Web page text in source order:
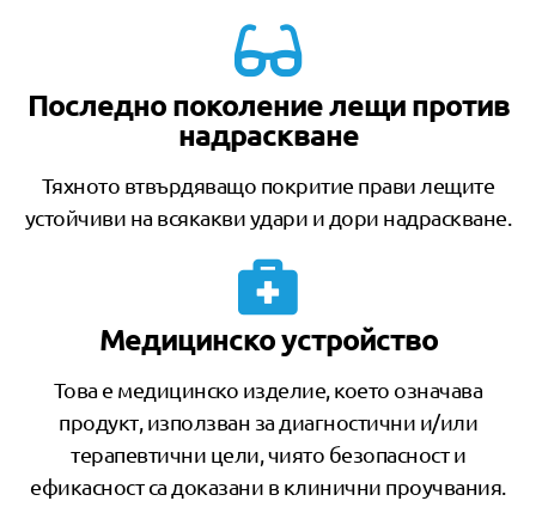
Последно поколение лещи против
надраскване
Тяхното втвърдяващо покритие прави лещите
устойчиви на всякакви удари и дори надраскване.
Медицинско устройство
Това е медицинско изделие, което означава
продукт, използван за диагностични и/или
терапевтични цели, чиято безопасност и
ефикасност са доказани в клинични проучвания.